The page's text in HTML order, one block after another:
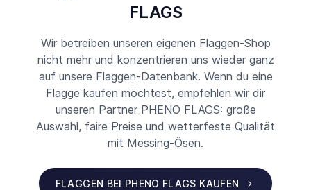
FLAGS
Wir betreiben unseren eigenen Flaggen-Shop
nicht mehr und konzentrieren uns wieder ganz
auf unsere Flaggen-Datenbank. Wenn du eine
Flagge kaufen möchtest, empfehlen wir dir
unseren Partner PHENO FLAGS: große
Auswahl, faire Preise und wetterfeste Qualität
mit Messing-Ösen.
FLAGGEN BEI PHENO FLAGS KAUFEN